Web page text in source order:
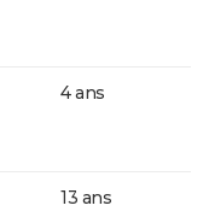
4 ans
13 ans